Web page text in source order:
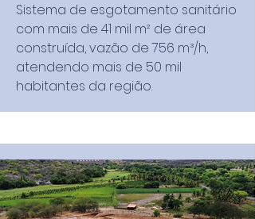
Sistema de esgotamento sanitário
com mais de 41 mil m² de área
construída, vazão de 756 m³/h,
atendendo mais de 50 mil
habitantes da região.